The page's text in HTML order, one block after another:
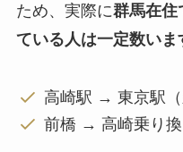
ため、実際に群馬在住
ている人は一定数いま
高崎駅 → 東京駅（
前橋 → 高崎乗り